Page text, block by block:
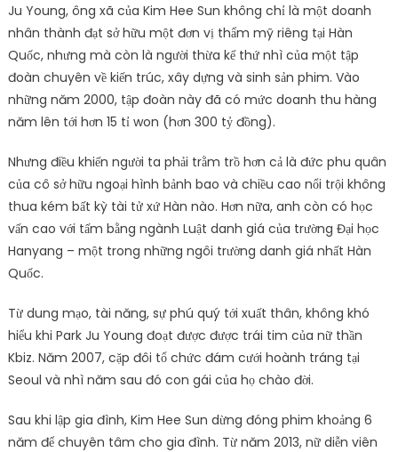
Ju Young, ông xã của Kim Hee Sun không chỉ là một doanh
nhân thành đạt sở hữu một đơn vị thẩm mỹ riêng tại Hàn
Quốc, nhưng mà còn là người thừa kế thứ nhì của một tập
đoàn chuyên về kiến trúc, xây dựng và sinh sản phim. Vào
những năm 2000, tập đoàn này đã có mức doanh thu hàng
năm lên tới hơn 15 tỉ won (hơn 300 tỷ đồng).
Nhưng điều khiến người ta phải trằm trồ hơn cả là đức phu quân
của cô sở hữu ngoại hình bảnh bao và chiều cao nổi trội không
thua kém bất kỳ tài tử xứ Hàn nào. Hơn nữa, anh còn có học
vấn cao với tấm bằng ngành Luật danh giá của trường Đại học
Hanyang – một trong những ngôi trường danh giá nhất Hàn
Quốc.
Từ dung mạo, tài năng, sự phú quý tới xuất thân, không khó
hiểu khi Park Ju Young đoạt được được trái tim của nữ thần
Kbiz. Năm 2007, cặp đôi tổ chức đám cưới hoành tráng tại
Seoul và nhì năm sau đó con gái của họ chào đời.
Sau khi lập gia đình, Kim Hee Sun dừng đóng phim khoảng 6
năm để chuyên tâm cho gia đình. Từ năm 2013, nữ diễn viên